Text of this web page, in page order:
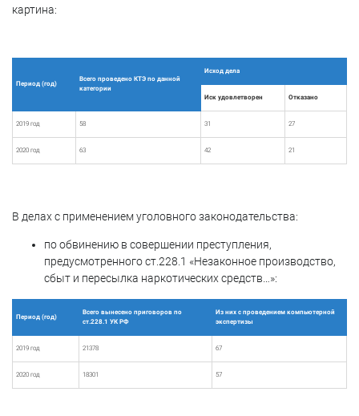
картина:
Период (год)
Всего проведено КТЭ по данной
категории
Исход дела
Иск удовлетворен Отказано
2019 год 58 31 27
2020 год 63 42 21
В делах с применением уголовного законодательства:
по обвинению в совершении преступления,
предусмотренного ст.228.1 «Незаконное производство,
сбыт и пересылка наркотических средств…»:
Период (год)
Всего вынесено приговоров по
ст.228.1 УК РФ
Из них с проведением компьютерной
экспертизы
2019 год 21378 67
2020 год 18301 57